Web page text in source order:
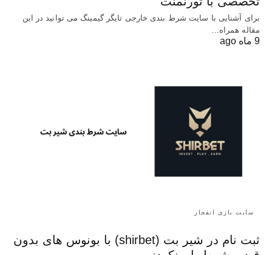
برای آشنایی با سایت شرط بندی خارجی تایگر گیمینگ می توانید در این
مقاله همراه…
9 ماه ago
سایت بازی انفجار
ثبت نام در شیر بت (shirbet) با بونوس های بدون